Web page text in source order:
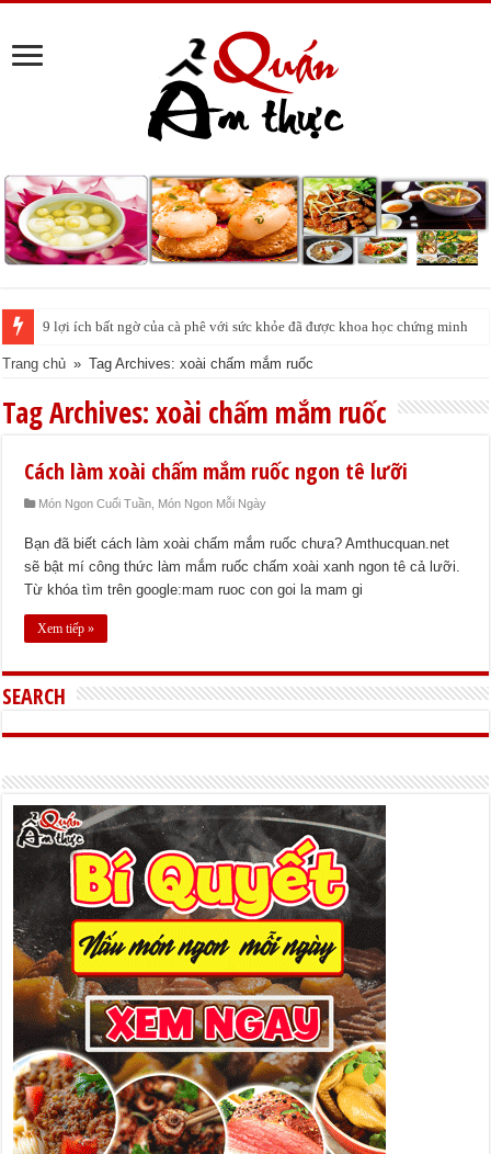
9 lợi ích bất ngờ của cà phê với sức khỏe đã được khoa học chứng minh
Trang chủ » Tag Archives: xoài chấm mắm ruốc
Tag Archives:xoài chấm mắm ruốc
Cách làm xoài chấm mắm ruốc ngon tê lưỡi
Món Ngon Cuối Tuần Món Ngon Mỗi Ngày
Bạn đã biết cách làm xoài chấm mắm ruốc chưa? Amthucquan.net
sẽ bật mí công thức làm mắm ruốc chấm xoài xanh ngon tê cả lưỡi.
Từ khóa tìm trên google:mam ruoc con goi la mam gi
Xem tiếp »
SEARCH